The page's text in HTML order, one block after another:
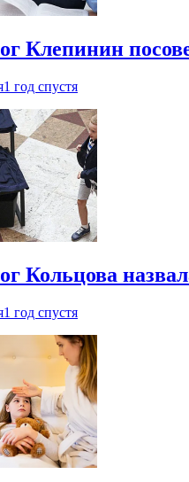
Клепинин
1 год спустя
Кольцова
1 год спустя